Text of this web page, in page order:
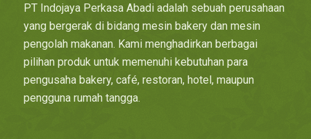
PT Indojaya Perkasa Abadi adalah sebuah perusahaan
yang bergerak di bidang mesin bakery dan mesin
pengolah makanan. Kami menghadirkan berbagai
pilihan produk untuk memenuhi kebutuhan para
pengusaha bakery, café, restoran, hotel, maupun
pengguna rumah tangga.